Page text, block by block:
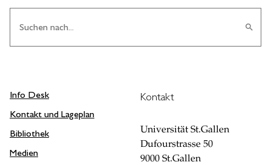
search
Info Desk
Kontakt und Lageplan
Bibliothek
Medien
Kontakt
Universität St.Gallen
Dufourstrasse 50
9000 St.Gallen